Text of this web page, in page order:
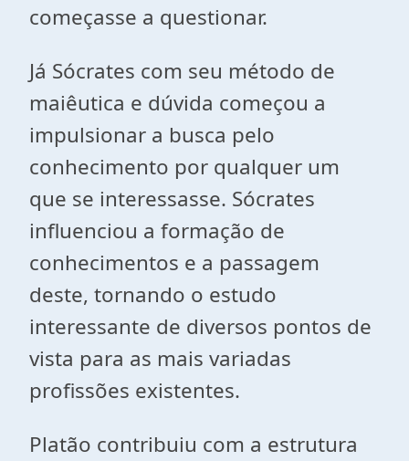
começasse a questionar.
Já Sócrates com seu método de
maiêutica e dúvida começou a
impulsionar a busca pelo
conhecimento por qualquer um
que se interessasse. Sócrates
influenciou a formação de
conhecimentos e a passagem
deste, tornando o estudo
interessante de diversos pontos de
vista para as mais variadas
profissões existentes.
Platão contribuiu com a estrutura